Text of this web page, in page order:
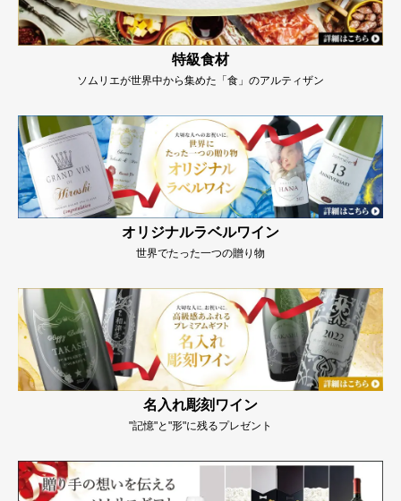
特級食材
ソムリエが世界中から集めた「食」のアルティザン
オリジナルラベルワイン
世界でたった一つの贈り物
名入れ彫刻ワイン
"記憶"と"形"に残るプレゼント